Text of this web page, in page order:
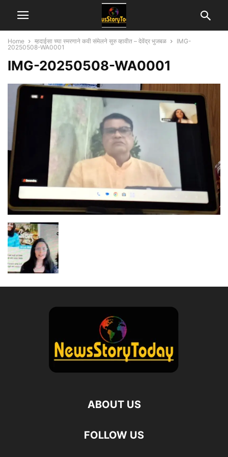
Home म्हदाईसा च्या स्मरणाने कवी संमेलने सुरु व्हावीत – देवेंद्र भुजबळ
IMG-
20250508-WA0001
IMG-20250508-WA0001
ABOUT US
FOLLOW US